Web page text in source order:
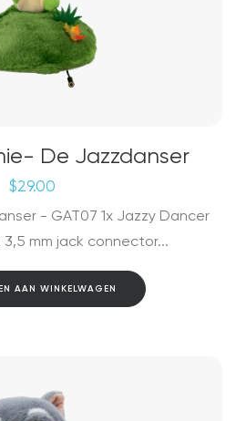
De Jazzdanser
$29.00
- GAT07 1x Jazzy Dancer
mm jack connector...
AAN WINKELWAGEN